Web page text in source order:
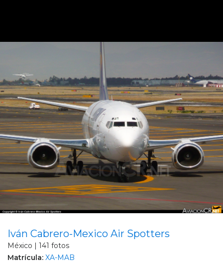
Iván Cabrero-Mexico Air Spotters
México | 141 fotos
Matrícula: XA-MAB